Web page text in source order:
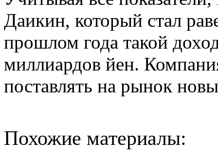
Даикин, который стал
прошлом года такой
миллиардов йен.
поставлять на рынок
Похожие материалы: